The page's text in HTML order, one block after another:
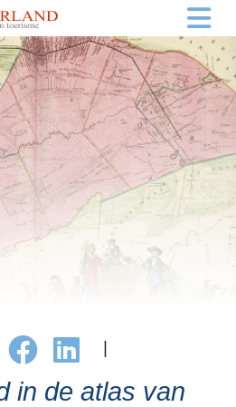
in de atlas van